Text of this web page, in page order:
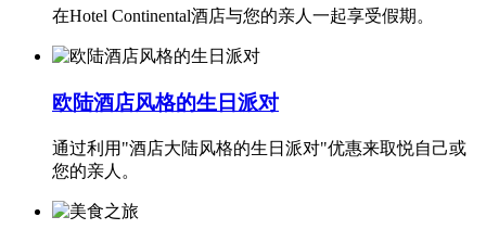
在Hotel Continental酒店与您的亲人一起享受假期。
欧陆酒店风格的生日派对
通过利用"酒店大陆风格的生日派对"优惠来取悦自己或
您的亲人。